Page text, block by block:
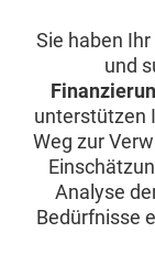
Sie haben
und
unterstützen
Weg zur
Analyse
Bedürfnisse